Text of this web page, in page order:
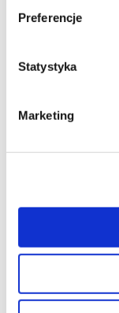
Preferencje
Statystyka
Marketing